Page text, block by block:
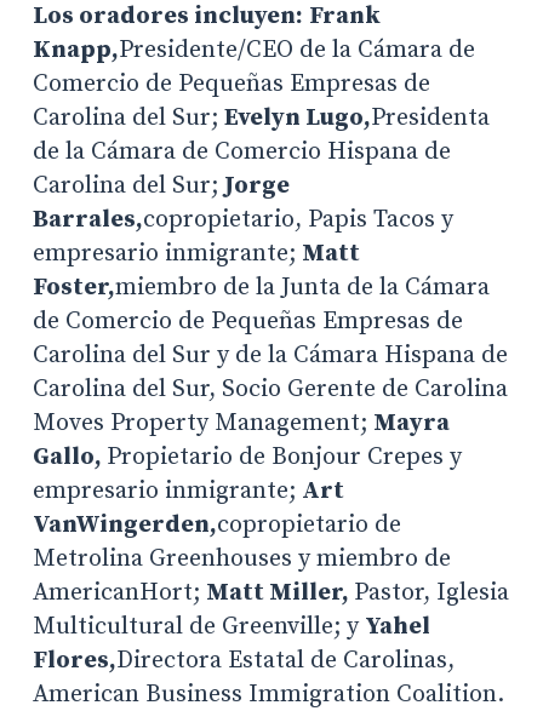
Los oradores incluyen: Frank
Knapp,Presidente/CEO de la Cámara de
Comercio de Pequeñas Empresas de
Carolina del Sur; Evelyn Lugo,Presidenta
de la Cámara de Comercio Hispana de
Carolina del Sur;Jorge
Barrales,copropietario, Papis Tacos y
empresario inmigrante; Matt
Foster,miembro de la Junta de la Cámara
de Comercio de Pequeñas Empresas de
Carolina del Sur y de la Cámara Hispana de
Carolina del Sur, Socio Gerente de Carolina
Moves Property Management; Mayra
Gallo, Propietario de Bonjour Crepes y
empresario inmigrante; Art
VanWingerden,copropietario de
Metrolina Greenhouses y miembro de
AmericanHort; Matt Miller, Pastor, Iglesia
Multicultural de Greenville; y Yahel
Flores,Directora Estatal de Carolinas,
American Business Immigration Coalition.